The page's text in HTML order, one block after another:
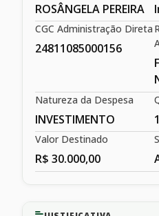
ROSÂNGELA PEREIRA
CGC Administração Direta
24811085000156
Natureza da Despesa
INVESTIMENTO 1
Valor Destinado
R$ 30.000,00